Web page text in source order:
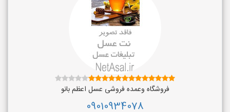
فروشگاه وعمده فروشی عسل اعظم بانو
09010934078